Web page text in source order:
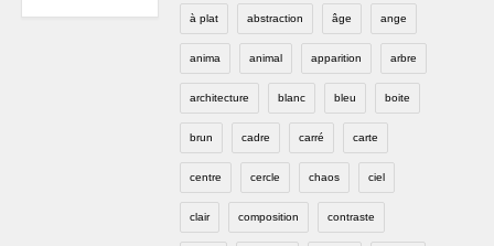
à plat abstraction âge ange
anima animal apparition arbre
architecture blanc bleu boite
brun cadre carré carte
centre cercle chaos ciel
clair composition contraste